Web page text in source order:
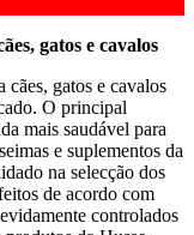
gatos e cavalos
gatos e cavalos
O principal
mais saudável para
e suplementos da
na selecção dos
de acordo com
controlados